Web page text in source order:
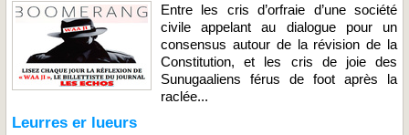
Entre les cris d’orfraie d’une société
civile appelant au dialogue pour un
consensus autour de la révision de la
Constitution, et les cris de joie des
Sunugaaliens férus de foot après la
raclée...
Leurres er lueurs